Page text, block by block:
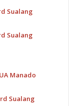
Sualang
Sualang
Manado
Sualang